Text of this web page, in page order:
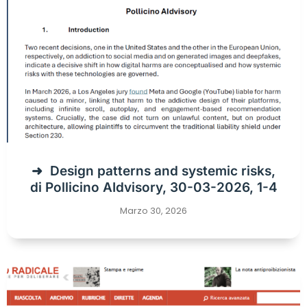
Design patterns and systemic risks,
di Pollicino AIdvisory, 30-03-2026, 1-4
Marzo 30, 2026